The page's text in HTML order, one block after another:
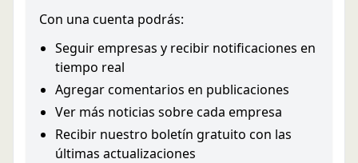
Con una cuenta podrás:
Seguir empresas y recibir notificaciones en
tiempo real
Agregar comentarios en publicaciones
Ver más noticias sobre cada empresa
Recibir nuestro boletín gratuito con las
últimas actualizaciones